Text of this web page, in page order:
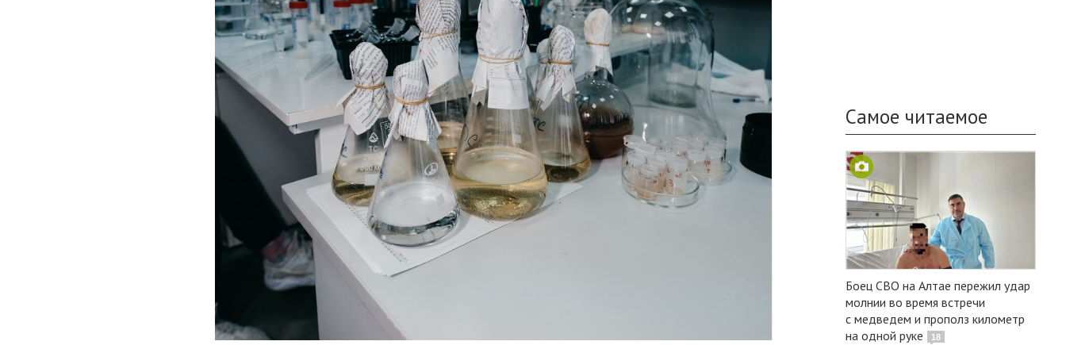
Самое читаемое
Боец СВО на Алтае пережил удар
молнии во время встречи
с медведем и прополз километр
на одной руке
18